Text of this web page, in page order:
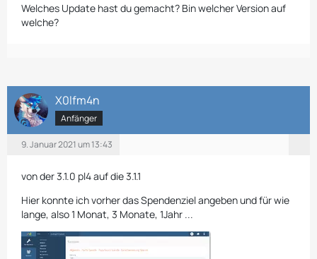
Welches Update hast du gemacht? Bin welcher Version auf
welche?
X0lfm4n
Anfänger
9. Januar 2021 um 13:43
von der 3.1.0 pl4 auf die 3.1.1
Hier konnte ich vorher das Spendenziel angeben und für wie
lange, also 1 Monat, 3 Monate, 1Jahr ...